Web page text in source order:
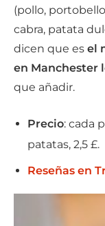
(pollo,
cabra, patata
dicen que es el
en Manchester
que añadir.
Precio: cada
patatas, 2,5 £.
Reseñas en